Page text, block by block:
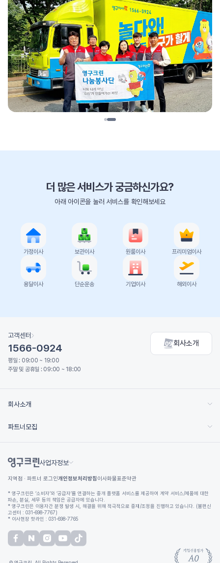
더 많은 서비스가 궁금하신가요?
아래 아이콘을 눌러 서비스를 확인해보세요
가정이사 보관이사 원룸이사 프리미엄이사
용달이사 단순운송 기업이사 해외이사
고객센터
1566-0924
평일 : 09:00 ~ 19:00
주말 및 공휴일 : 09:00 ~ 18:00
회사소개
회사소개
파트너모집
사업자정보
지역점 · 파트너 로그인개인정보처리방침 이사화물표준약관
* 영구크린은 ‘소비자’와 ‘공급자’를 연결하는 중개 플랫폼 서비스를 제공하여 계약 서비스/제품에 대한
파손, 분실, 세무 등의 책임은 공급자에 있습니다.
* 영구크린은 이용자간 분쟁 발생 시, 해결을 위해 적극적으로 중재/조정을 진행하고 있습니다. (불편신
고센터 : 031-698-7767)
* 이사현장 핫라인 : 031-698-7765